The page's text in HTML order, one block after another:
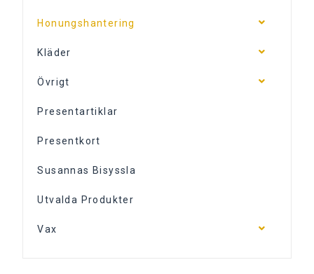
Honungshantering
Kläder
Övrigt
Presentartiklar
Presentkort
Susannas Bisyssla
Utvalda Produkter
Vax